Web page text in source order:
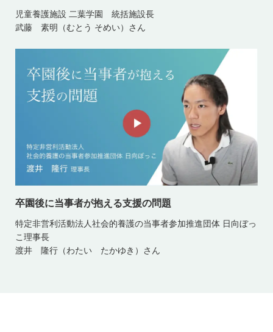
児童養護施設 二葉学園 統括施設長
武藤 素明（むとう そめい）さん
卒園後に当事者が抱える支援の問題
特定非営利活動法人社会的養護の当事者参加推進団体 日向ぼっ
こ理事長
渡井 隆行（わたい たかゆき）さん